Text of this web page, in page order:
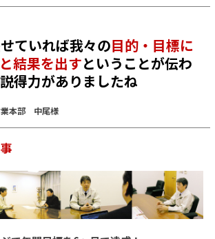
ていれば我々の目的・目標に
結果を出すということが伝わ
得力がありましたね
本部 中尾様